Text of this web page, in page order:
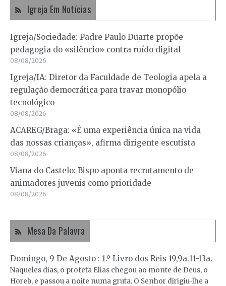
Igreja Em Notícias
Igreja/Sociedade: Padre Paulo Duarte propõe
pedagogia do «silêncio» contra ruído digital
08/08/2026
Igreja/IA: Diretor da Faculdade de Teologia apela a
regulação democrática para travar monopólio
tecnológico
08/08/2026
ACAREG/Braga: «É uma experiência única na vida
das nossas crianças», afirma dirigente escutista
08/08/2026
Viana do Castelo: Bispo aponta recrutamento de
animadores juvenis como prioridade
08/08/2026
Mesa Da Palavra
Domingo, 9 De Agosto : 1.º Livro dos Reis 19,9a.11-13a.
Naqueles dias, o profeta Elias chegou ao monte de Deus, o
Horeb, e passou a noite numa gruta. O Senhor dirigiu-lhe a